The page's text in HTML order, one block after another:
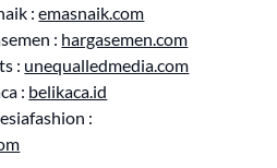
:emasnaik.com
: hargasemen.com
: unequalledmedia.com
: belikaca.id
: